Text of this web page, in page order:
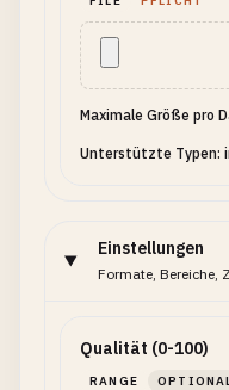
Maximale Größe pro
Unterstützte Typen:
Einstellungen
Formate, Bereiche,
Qualität (0-100)
RANGE